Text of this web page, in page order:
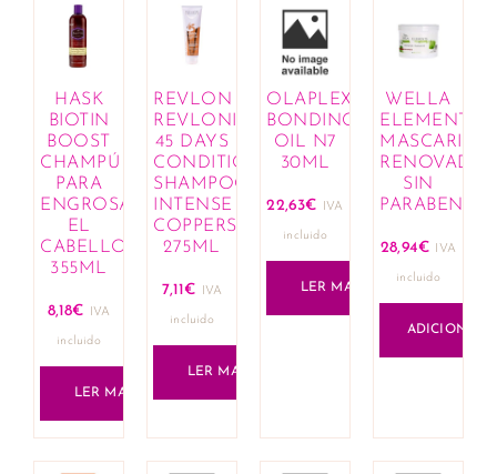
HASK
BIOTIN
BOOST
CHAMPÚ
PARA
ENGROSAR
EL
CABELLO
355ML
8,18€ IVA
incluido
LER MAIS
REVLON
REVLONISSIMO
45 DAYS
CONDITIONING
SHAMPOO
INTENSE
COPPERS
275ML
7,11€ IVA
incluido
LER MAIS
OLAPLEX
BONDING
OIL N7
30ML
22,63€ IVA
incluido
LER MAIS
WELLA
ELEMENTS
MASCARILLA
SIN
PARABENOS
28,94€ IVA
incluido
ADICIONAR